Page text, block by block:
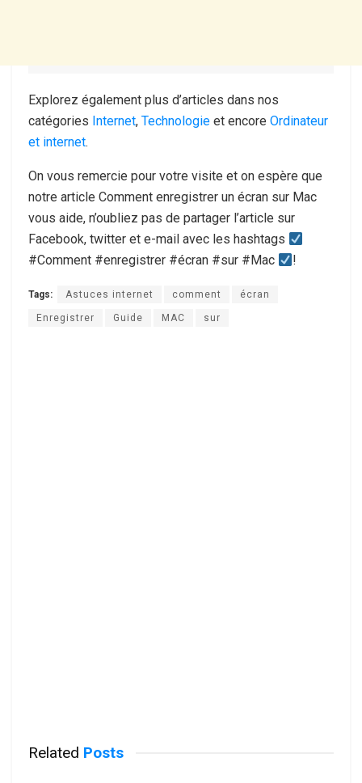
Explorez également plus d’articles dans nos
catégories Internet, Technologie et encore Ordinateur
et internet.
On vous remercie pour votre visite et on espère que
notre article Comment enregistrer un écran sur Mac
vous aide, n’oubliez pas de partager l’article sur
Facebook, twitter et e-mail avec les hashtags
#Comment #enregistrer #écran #sur #Mac
!
Tags: Astuces internet comment écran
Enregistrer Guide MAC sur
Related Posts